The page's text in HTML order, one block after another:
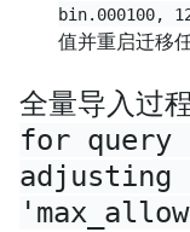
bin.000100,
值并重启迁移任
全量导入过
for
adjusting